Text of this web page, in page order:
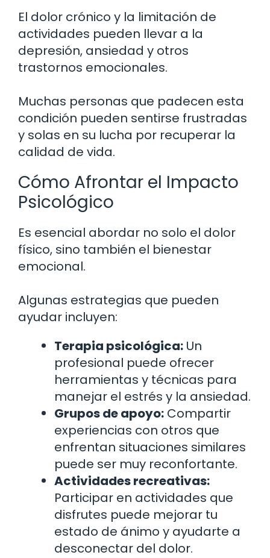
El dolor crónico y la limitación de
actividades pueden llevar a la
depresión, ansiedad y otros
trastornos emocionales.
Muchas personas que padecen esta
condición pueden sentirse frustradas
y solas en su lucha por recuperar la
calidad de vida.
Cómo Afrontar el Impacto
Psicológico
Es esencial abordar no solo el dolor
físico, sino también el bienestar
emocional.
Algunas estrategias que pueden
ayudar incluyen:
Terapia psicológica: Un
profesional puede ofrecer
herramientas y técnicas para
manejar el estrés y la ansiedad.
Grupos de apoyo: Compartir
experiencias con otros que
enfrentan situaciones similares
puede ser muy reconfortante.
Actividades recreativas:
Participar en actividades que
disfrutes puede mejorar tu
estado de ánimo y ayudarte a
desconectar del dolor.